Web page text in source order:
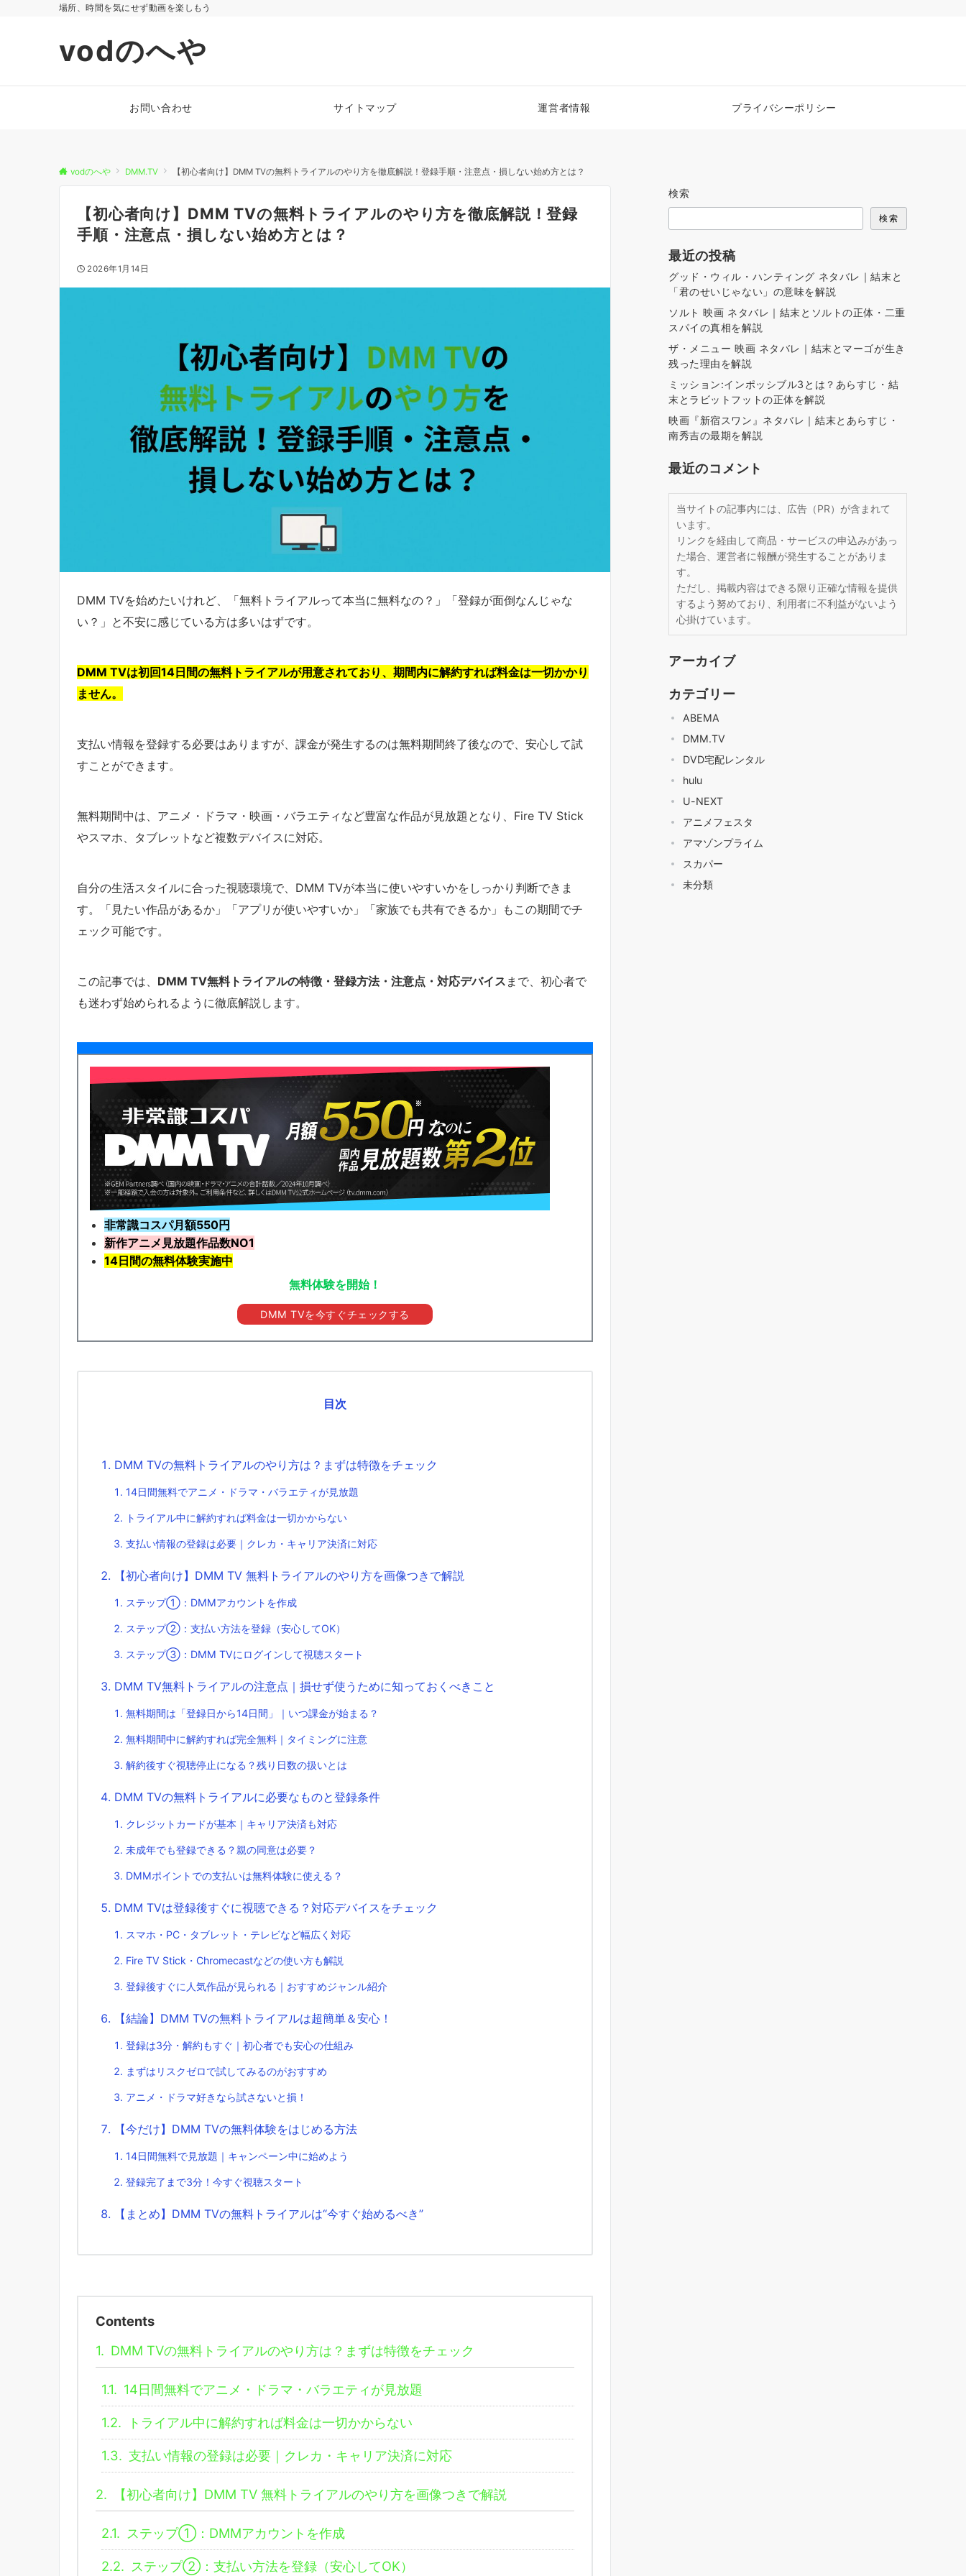
場所、時間を気にせず動画を楽しもう
vodのへや
お問い合わせ サイトマップ 運営者情報 プライバシーポリシー
vodのへや DMM.TV 【初心者向け】DMM TVの無料トライアルのやり方を徹底解説！登録手順・注意点・損しない始め方とは？
【初心者向け】DMM TVの無料トライアルのやり方を徹底解説！登録
手順・注意点・損しない始め方とは？
2026年1月14日
DMM TVを始めたいけれど、「無料トライアルって本当に無料なの？」「登録が面倒なんじゃな
い？」と不安に感じている方は多いはずです。
DMM TVは初回14日間の無料トライアルが用意されており、期間内に解約すれば料金は一切かかり
ません。
支払い情報を登録する必要はありますが、課金が発生するのは無料期間終了後なので、安心して試
すことができます。
無料期間中は、アニメ・ドラマ・映画・バラエティなど豊富な作品が見放題となり、Fire TV Stick
やスマホ、タブレットなど複数デバイスに対応。
自分の生活スタイルに合った視聴環境で、DMM TVが本当に使いやすいかをしっかり判断できま
す。「見たい作品があるか」「アプリが使いやすいか」「家族でも共有できるか」もこの期間でチ
ェック可能です。
この記事では、 DMM TV無料トライアルの特徴・登録方法・注意点・対応デバイス まで、初心者で
も迷わず始められるように徹底解説します。
非常識コスパ月額550円
新作アニメ見放題作品数NO1
14日間の無料体験実施中
無料体験を開始！
DMM TVを今すぐチェックする
目次
DMM TVの無料トライアルのやり方は？まずは特徴をチェック
14日間無料でアニメ・ドラマ・バラエティが見放題
トライアル中に解約すれば料金は一切かからない
支払い情報の登録は必要｜クレカ・キャリア決済に対応
【初心者向け】DMM TV 無料トライアルのやり方を画像つきで解説
ステップ①：DMMアカウントを作成
ステップ②：支払い方法を登録（安心してOK）
ステップ③：DMM TVにログインして視聴スタート
DMM TV無料トライアルの注意点｜損せず使うために知っておくべきこと
無料期間は「登録日から14日間」｜いつ課金が始まる？
無料期間中に解約すれば完全無料｜タイミングに注意
解約後すぐ視聴停止になる？残り日数の扱いとは
DMM TVの無料トライアルに必要なものと登録条件
クレジットカードが基本｜キャリア決済も対応
未成年でも登録できる？親の同意は必要？
DMMポイントでの支払いは無料体験に使える？
DMM TVは登録後すぐに視聴できる？対応デバイスをチェック
スマホ・PC・タブレット・テレビなど幅広く対応
Fire TV Stick・Chromecastなどの使い方も解説
登録後すぐに人気作品が見られる｜おすすめジャンル紹介
【結論】DMM TVの無料トライアルは超簡単＆安心！
登録は3分・解約もすぐ｜初心者でも安心の仕組み
まずはリスクゼロで試してみるのがおすすめ
アニメ・ドラマ好きなら試さないと損！
【今だけ】DMM TVの無料体験をはじめる方法
14日間無料で見放題｜キャンペーン中に始めよう
登録完了まで3分！今すぐ視聴スタート
【まとめ】DMM TVの無料トライアルは“今すぐ始めるべき”
Contents
1. DMM TVの無料トライアルのやり方は？まずは特徴をチェック
1.1. 14日間無料でアニメ・ドラマ・バラエティが見放題
1.2. トライアル中に解約すれば料金は一切かからない
1.3. 支払い情報の登録は必要｜クレカ・キャリア決済に対応
2. 【初心者向け】DMM TV 無料トライアルのやり方を画像つきで解説
2.1. ステップ①：DMMアカウントを作成
2.2. ステップ②：支払い方法を登録（安心してOK）
検索
検索
最近の投稿
グッド・ウィル・ハンティング ネタバレ｜結末と
「君のせいじゃない」の意味を解説
ソルト 映画 ネタバレ｜結末とソルトの正体・二重
スパイの真相を解説
ザ・メニュー 映画 ネタバレ｜結末とマーゴが生き
残った理由を解説
ミッション:インポッシブル3とは？あらすじ・結
末とラビットフットの正体を解説
映画『新宿スワン』ネタバレ｜結末とあらすじ・
南秀吉の最期を解説
最近のコメント
当サイトの記事内には、広告（PR）が含まれて
います。
リンクを経由して商品・サービスの申込みがあっ
た場合、運営者に報酬が発生することがありま
す。
ただし、掲載内容はできる限り正確な情報を提供
するよう努めており、利用者に不利益がないよう
心掛けています。
アーカイブ
カテゴリー
ABEMA
DMM.TV
DVD宅配レンタル
hulu
U-NEXT
アニメフェスタ
アマゾンプライム
スカパー
未分類